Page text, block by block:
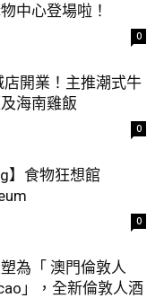
中心登場啦！
0
開業！主推潮式牛
海南雞飯
0
】食物狂想館
0
為「 澳門倫敦人
」，全新倫敦人酒